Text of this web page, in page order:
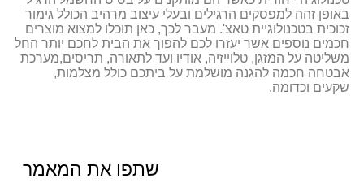
באופן זהה למפסקים הרגילים ובעלי עיצוב מרהיב הכולל גימור
זכוכית בטכנולוגיית טאצ'. מעבר לכך, כאן תוכלו למצוא מוצרים
חכמים נוספים אשר יעזרו לכם להפוך את הבית לחכם יותר החל
משליטה על המזגן, טלוייזיה, אודיו ועד לתאורה, תריסים,מערכת
אבטחה חכמה להגנה מושלמת על ביתכם כולל מצלמות,
שקעים וכדומה.
שתפו את המאמר